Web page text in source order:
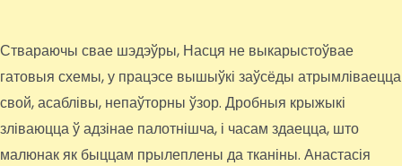
Ствараючы свае шэдэўры, Насця не выкарыстоўвае
гатовыя схемы, у працэсе вышыўкі заўсёды атрымліваецца
свой, асаблівы, непаўторны ўзор. Дробныя крыжыкі
зліваюцца ў адзінае палотнішча, і часам здаецца, што
малюнак як быццам прылеплены да тканіны. Анастасія